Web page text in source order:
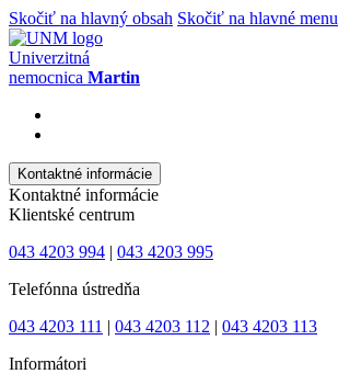
Skočiť na hlavný obsah Skočiť na hlavné menu
Univerzitná
nemocnica Martin
Kontaktné informácie
Kontaktné informácie
Klientské centrum
043 4203 994 | 043 4203 995
Telefónna ústredňa
043 4203 111 | 043 4203 112 | 043 4203 113
Informátori